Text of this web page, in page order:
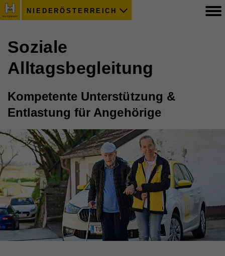
NIEDERÖSTERREICH
Soziale
Alltagsbegleitung
Kompetente Unterstützung &
Entlastung für Angehörige